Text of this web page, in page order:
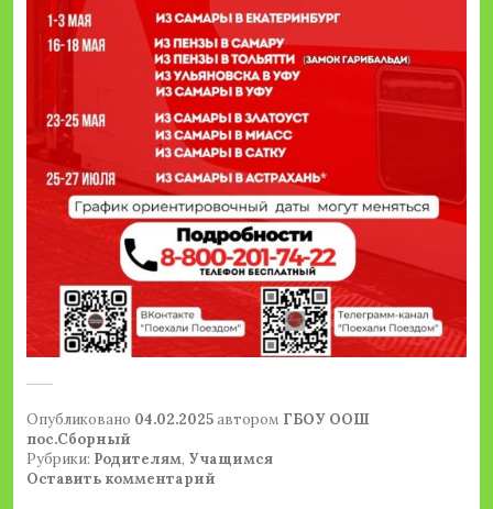
Опубликовано 04.02.2025автором ГБОУ ООШ
пос.Сборный
Рубрики: Родителям, Учащимся
Оставить комментарий